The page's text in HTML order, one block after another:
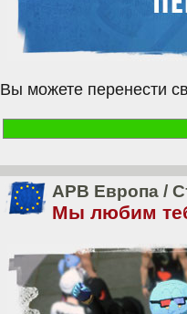
Вы можете перенести
APB Европа /
Мы любим